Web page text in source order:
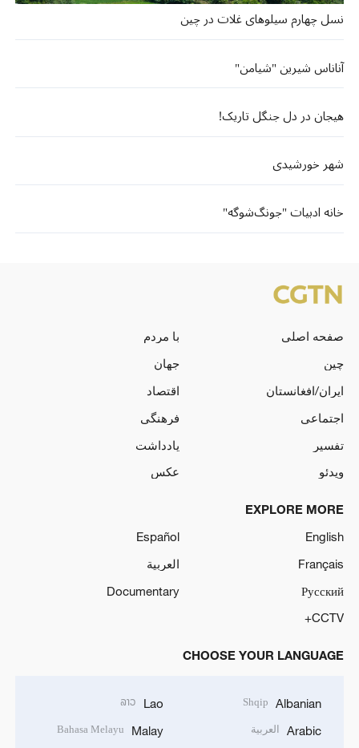
نسل چهارم سیلوهای غلات در چین
آناناس شیرین "شیامن"
هیجان در دل جنگل تاریک!
شهر خورشیدی
خانه ادبیات "جونگ‌شوگه"
صفحه اصلی
با مردم
چین
جهان
ایران/افغانستان
اقتصاد
اجتماعی
فرهنگی
تفسیر
یادداشت
ویدئو
عکس
EXPLORE MORE
English
Español
Français
العربية
Русский
Documentary
CCTV+
CHOOSE YOUR LANGUAGE
Albanian
Shqip
Arabic العربية
Lao
ລາວ
Malay
Bahasa Melayu